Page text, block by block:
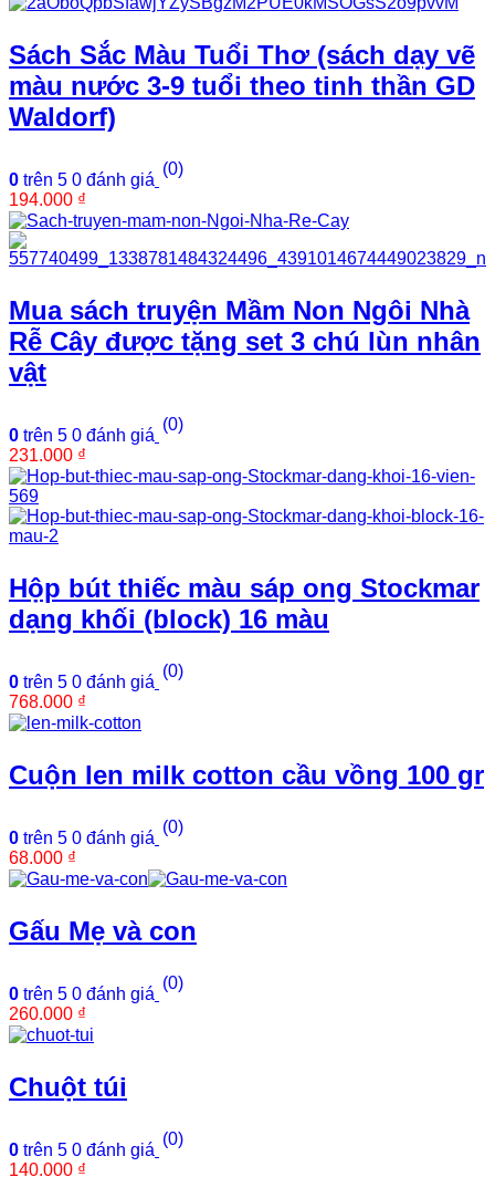
Sách Sắc Màu Tuổi Thơ (sách dạy vẽ
màu nước 3-9 tuổi theo tinh thần GD
Waldorf)
0 trên 5 0 đánh giá
(0)
194.000 ₫
Mua sách truyện Mầm Non Ngôi Nhà
Rễ Cây được tặng set 3 chú lùn nhân
vật
0 trên 5 0 đánh giá
(0)
231.000 ₫
Hộp bút thiếc màu sáp ong Stockmar
dạng khối (block) 16 màu
0 trên 5 0 đánh giá
(0)
768.000 ₫
Cuộn len milk cotton cầu vồng 100 gr
0 trên 5 0 đánh giá
(0)
68.000 ₫
Gấu Mẹ và con
0 trên 5 0 đánh giá
(0)
260.000 ₫
Chuột túi
0 trên 5 0 đánh giá
(0)
140.000 ₫